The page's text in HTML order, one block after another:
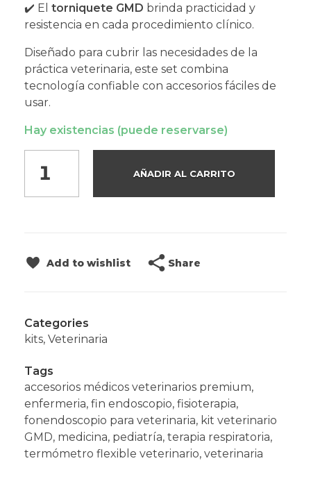
✔️ El torniquete GMD brinda practicidad y
resistencia en cada procedimiento clínico.
Diseñado para cubrir las necesidades de la
práctica veterinaria, este set combina
tecnología confiable con accesorios fáciles de
usar.
Hay existencias (puede reservarse)
AÑADIR AL CARRITO
Add to wishlist Share
Categories
kits, Veterinaria
Tags
accesorios médicos veterinarios premium,
enfermeria, fin endoscopio, fisioterapia,
fonendoscopio para veterinaria, kit veterinario
GMD, medicina, pediatría, terapia respiratoria,
termómetro flexible veterinario, veterinaria